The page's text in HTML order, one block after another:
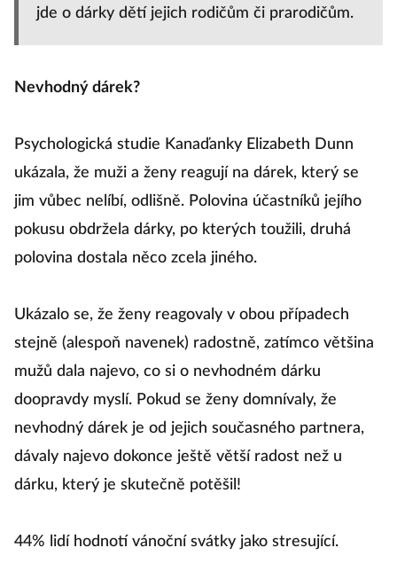
jde o dárky dětí jejich rodičům či prarodičům.
Nevhodný dárek?
Psychologická studie Kanaďanky Elizabeth Dunn
ukázala, že muži a ženy reagují na dárek, který se
jim vůbec nelíbí, odlišně. Polovina účastníků jejího
pokusu obdržela dárky, po kterých toužili, druhá
polovina dostala něco zcela jiného.
Ukázalo se, že ženy reagovaly v obou případech
stejně (alespoň navenek) radostně, zatímco většina
mužů dala najevo, co si o nevhodném dárku
doopravdy myslí. Pokud se ženy domnívaly, že
nevhodný dárek je od jejich současného partnera,
dávaly najevo dokonce ještě větší radost než u
dárku, který je skutečně potěšil!
44% lidí hodnotí vánoční svátky jako stresující.